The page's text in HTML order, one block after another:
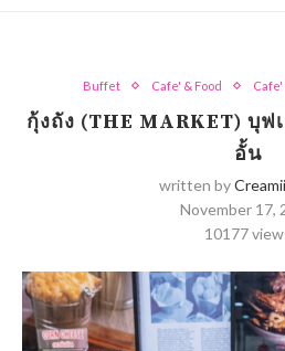
Buffet Cafe' & Food Cafe'
กุ้งถัง (THE MARKET) บุ
อั้น
written by
November 17,
10177